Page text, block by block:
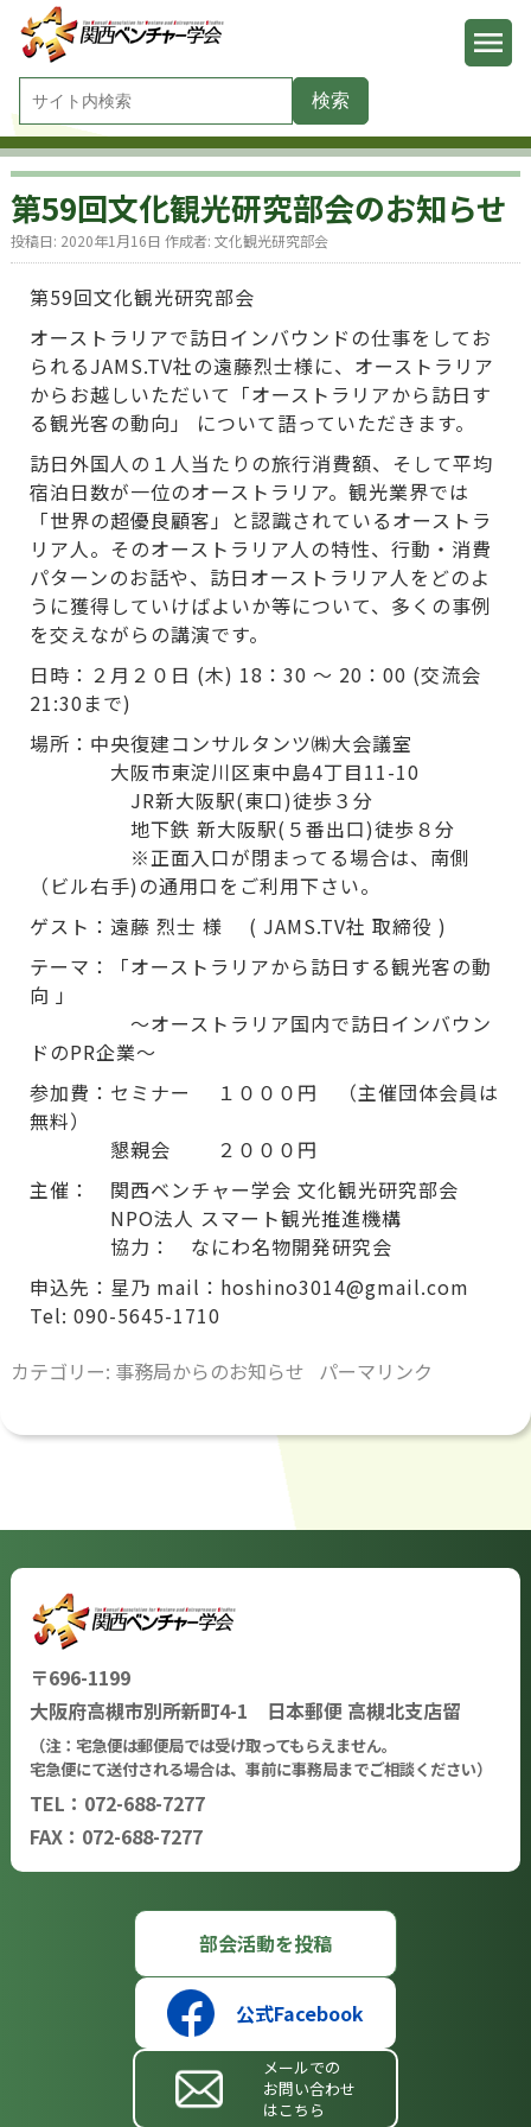
第59回文化観光研究部会のお知らせ
投稿日: 2020年1月16日 作成者: 文化観光研究部会
第59回文化観光研究部会
オーストラリアで訪日インバウンドの仕事をしてお
られるJAMS.TV社の遠藤烈士様に、オーストラリア
からお越しいただいて「オーストラリアから訪日す
る観光客の動向」 について語っていただきます。
訪日外国人の１人当たりの旅行消費額、そして平均
宿泊日数が一位のオーストラリア。観光業界では
「世界の超優良顧客」と認識されているオーストラ
リア人。そのオーストラリア人の特性、行動・消費
パターンのお話や、訪日オーストラリア人をどのよ
うに獲得していけばよいか等について、多くの事例
を交えながらの講演です。
日時：２月２０日 (木) 18：30 ～ 20：00 (交流会
21:30まで)
場所：中央復建コンサルタンツ㈱大会議室
大阪市東淀川区東中島4丁目11-10
JR新大阪駅(東口)徒歩３分
地下鉄 新大阪駅(５番出口)徒歩８分
※正面入口が閉まってる場合は、南側
（ビル右手)の通用口をご利用下さい。
ゲスト：遠藤 烈士 様 ( JAMS.TV社 取締役 )
テーマ：「オーストラリアから訪日する観光客の動
向 」
〜オーストラリア国内で訪日インバウン
ドのPR企業〜
参加費：セミナー １０００円 （主催団体会員は
無料）
懇親会 ２０００円
主催： 関西ベンチャー学会 文化観光研究部会
NPO法人 スマート観光推進機構
協力： なにわ名物開発研究会
申込先：星乃 mail：hoshino3014@gmail.com
Tel: 090-5645-1710
カテゴリー: 事務局からのお知らせ パーマリンク
〒696-1199
大阪府高槻市別所新町4-1 日本郵便 高槻北支店留
（注：宅急便は郵便局では受け取ってもらえません。
宅急便にて送付される場合は、事前に事務局までご相談ください）
TEL：072-688-7277
FAX：072-688-7277
部会活動を投稿
公式Facebook
メールでの
お問い合わせ
はこちら